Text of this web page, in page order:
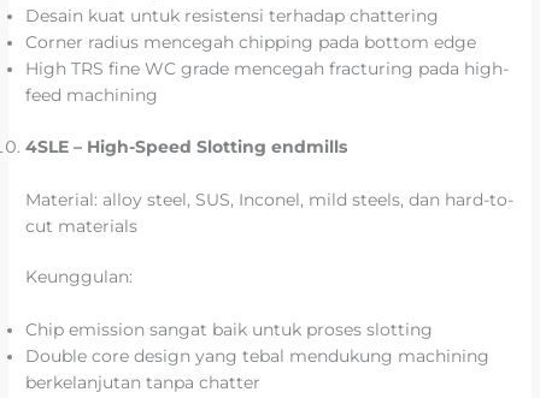
Desain kuat untuk resistensi terhadap chattering
Corner radius mencegah chipping pada bottom edge
High TRS fine WC grade mencegah fracturing pada high-
feed machining
4SLE – High-Speed Slotting endmills
Material: alloy steel, SUS, Inconel, mild steels, dan hard-to-
cut materials
Keunggulan:
Chip emission sangat baik untuk proses slotting
Double core design yang tebal mendukung machining
berkelanjutan tanpa chatter